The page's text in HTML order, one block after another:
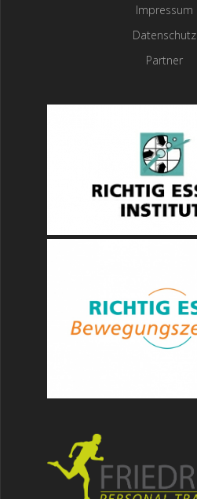
Impressum
Datenschutz
Partner